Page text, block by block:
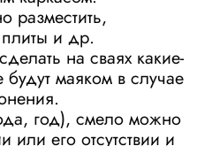
разместить,
и др.
на сваях какие-
маяком в случае
год), смело можно
или его отсутствии и